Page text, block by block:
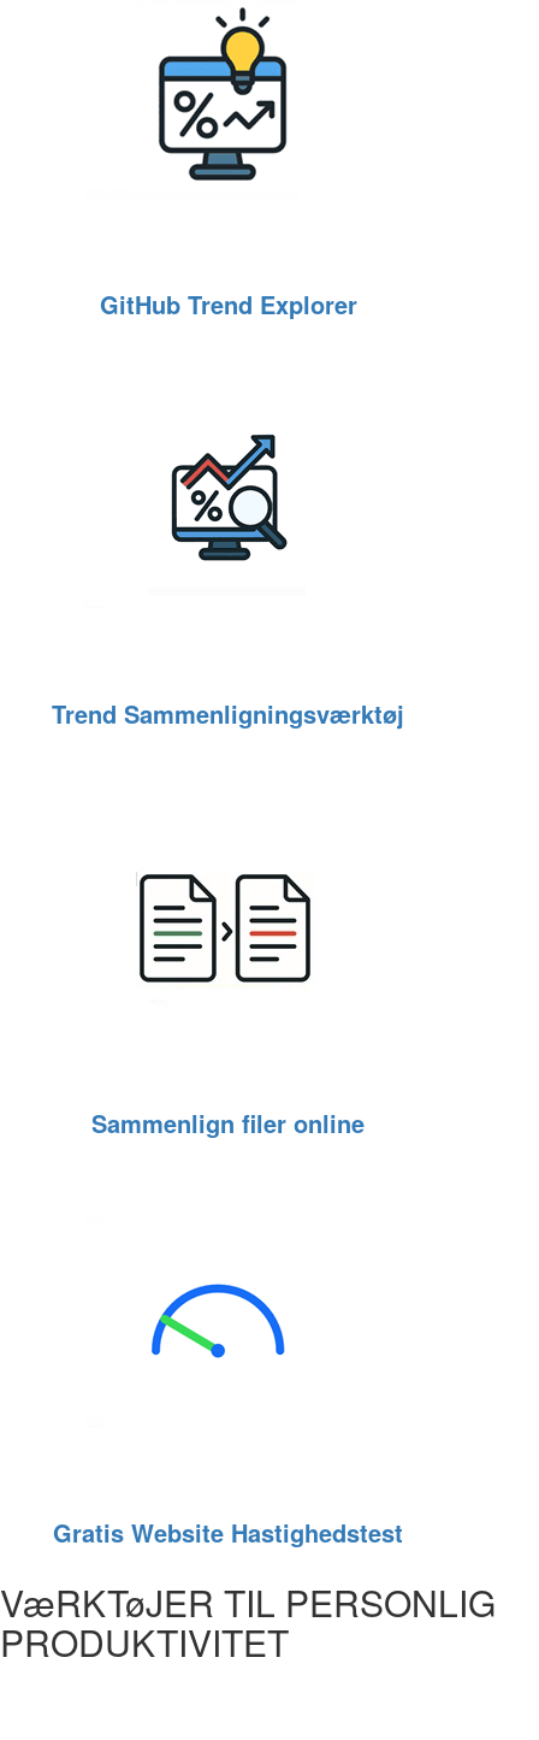
GitHub Trend Explorer
Trend Sammenligningsværktøj
Sammenlign filer online
Gratis Website Hastighedstest
VæRKTøJER TIL PERSONLIG
PRODUKTIVITET